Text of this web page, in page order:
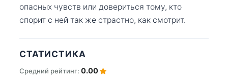
опасных чувств или довериться тому, кто
спорит с ней так же страстно, как смотрит.
СТАТИСТИКА
Средний рейтинг: 0.00